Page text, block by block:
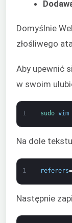
Domyślnie
złośliwego
Aby upewnić
w swoim
1 sudo vim
Na dole
1 referers=
Następnie